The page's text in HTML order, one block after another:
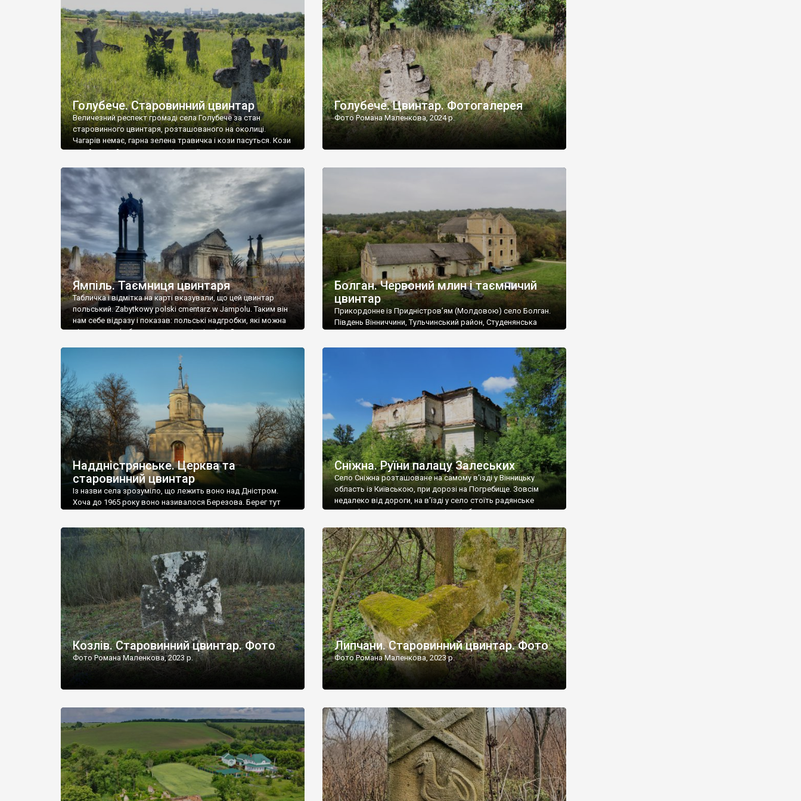
[…]
Голубече. Старовинний цвинтар
Величезний респект громаді села Голубече за стан
старовинного цвинтаря, розташованого на околиці.
Чагарів немає, гарна зелена травичка і кози пасуться. Кози
– найкращий регулятор шкідливої, для старих кладовищ,
бруньками, кози ті бруньки обгризають, бо то улюблений
делікатес. На цвинтарі у Голубечому ціла колекція
різноманітних форм хрестів. Село відносно невелике, […]
Голубече. Цвинтар. Фотогалерея
Фото Романа Маленкова, 2024 р.
Ямпіль. Таємниця цвинтаря
Табличка і відмітка на карті вказували, що цей цвинтар
польський. Zabytkowy polski cmentarz w Jampolu. Таким він
нам себе відразу і показав: польські надгробки, які можна
віднести до фабричних, польські епітафії… Загалом цвинтар
виявилося більше семи гектарів. Перше враження про
абсолютну звичайність польського цвинтаря виявилося
оманливим – […]
Болган. Червоний млин і таємничий
цвинтар
Прикордонне із Придністров’ям (Молдовою) село Болган.
Південь Вінниччини, Тульчинський район, Студенянська
старовинний цвинтар із кам’яними хрестами. Всі епітафії, які
збереглися, написані кирилицею, церковнослов’янською
мовою. За всіма традиційними ознаками – цвинтар
український. Хрести датуються 19 століттям. У 1924-1940
роках Болган […]
Наддністрянське. Церква та
старовинний цвинтар
Із назви села зрозуміло, що лежить воно над Дністром.
Хоча до 1965 року воно називалося Березова. Берег тут
Наддністрянське відрізняється від більшості навколишніх
сіл. У селі є мурована Михайлівська церква. Точної дати […]
Сніжна. Руїни палацу Залеських
Село Сніжна розташоване на самому в’їзді у Вінницьку
область із Київською, при дорозі на Погребище. Зовсім
недалеко від дороги, на в’їзді у село стоїть радянське
рельєфне пано, яке показує жінку і яблуню, а трохи далі,
дороги їх не видно, але видно дві стареньких колії у траві –
[…]
Козлів. Старовинний цвинтар. Фото
Фото Романа Маленкова, 2023 р.
Липчани. Старовинний цвинтар. Фото
Фото Романа Маленкова, 2023 р.